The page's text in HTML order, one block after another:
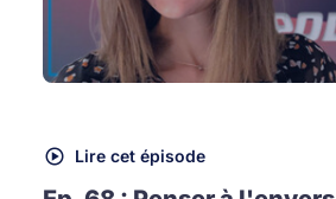
Lire cet épisode